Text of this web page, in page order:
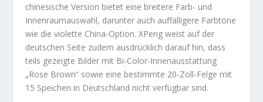
chinesische Version bietet eine breitere Farb- und
Innenraumauswahl, darunter auch auffälligere Farbtöne
wie die violette China-Option. XPeng weist auf der
deutschen Seite zudem ausdrücklich darauf hin, dass
teils gezeigte Bilder mit Bi-Color-Innenausstattung
„Rose Brown“ sowie eine bestimmte 20-Zoll-Felge mit
15 Speichen in Deutschland nicht verfügbar sind.